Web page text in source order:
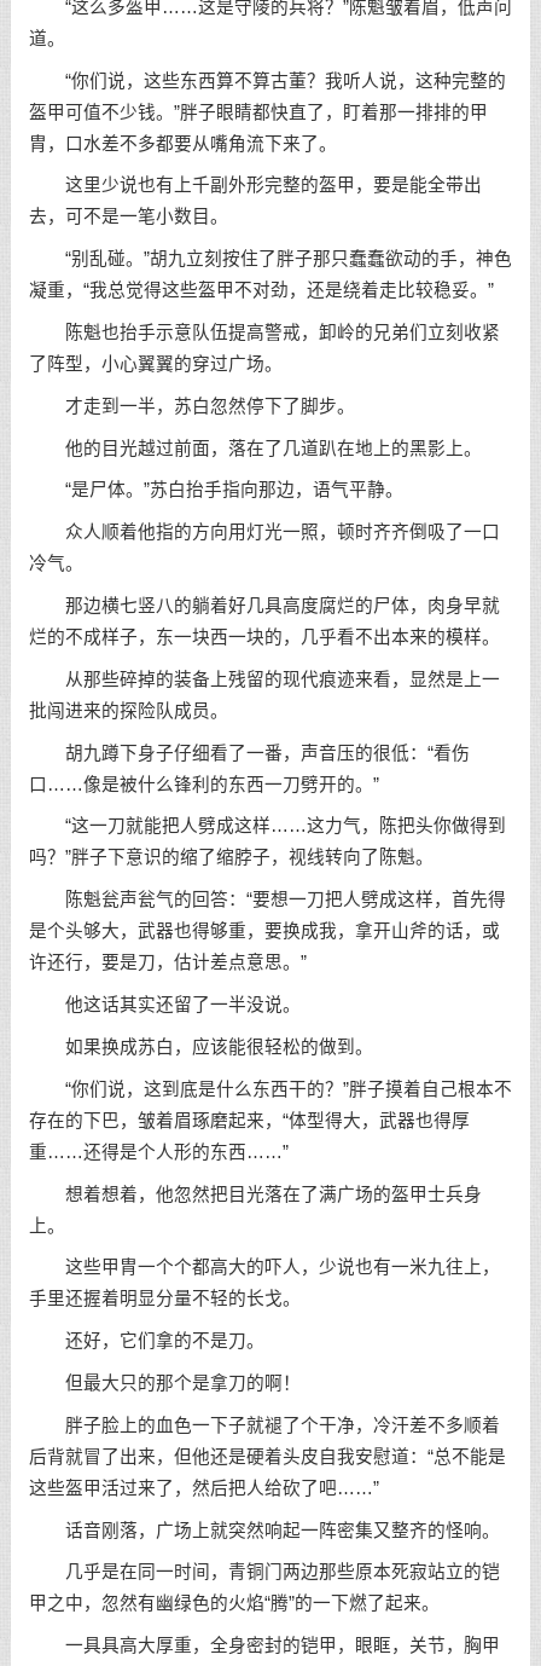
“这么多盔甲……这是守陵的兵将？”陈魁皱着眉，低声问
道。
“你们说，这些东西算不算古董？我听人说，这种完整的
盔甲可值不少钱。”胖子眼睛都快直了，盯着那一排排的甲
胄，口水差不多都要从嘴角流下来了。
这里少说也有上千副外形完整的盔甲，要是能全带出
去，可不是一笔小数目。
“别乱碰。”胡九立刻按住了胖子那只蠢蠢欲动的手，神色
凝重，“我总觉得这些盔甲不对劲，还是绕着走比较稳妥。”
陈魁也抬手示意队伍提高警戒，卸岭的兄弟们立刻收紧
了阵型，小心翼翼的穿过广场。
才走到一半，苏白忽然停下了脚步。
他的目光越过前面，落在了几道趴在地上的黑影上。
“是尸体。”苏白抬手指向那边，语气平静。
众人顺着他指的方向用灯光一照，顿时齐齐倒吸了一口
冷气。
那边横七竖八的躺着好几具高度腐烂的尸体，肉身早就
烂的不成样子，东一块西一块的，几乎看不出本来的模样。
从那些碎掉的装备上残留的现代痕迹来看，显然是上一
批闯进来的探险队成员。
胡九蹲下身子仔细看了一番，声音压的很低：“看伤
口……像是被什么锋利的东西一刀劈开的。”
“这一刀就能把人劈成这样……这力气，陈把头你做得到
吗？”胖子下意识的缩了缩脖子，视线转向了陈魁。
陈魁瓮声瓮气的回答：“要想一刀把人劈成这样，首先得
是个头够大，武器也得够重，要换成我，拿开山斧的话，或
许还行，要是刀，估计差点意思。”
他这话其实还留了一半没说。
如果换成苏白，应该能很轻松的做到。
“你们说，这到底是什么东西干的？”胖子摸着自己根本不
存在的下巴，皱着眉琢磨起来，“体型得大，武器也得厚
重……还得是个人形的东西……”
想着想着，他忽然把目光落在了满广场的盔甲士兵身
上。
这些甲胄一个个都高大的吓人，少说也有一米九往上，
手里还握着明显分量不轻的长戈。
还好，它们拿的不是刀。
但最大只的那个是拿刀的啊！
胖子脸上的血色一下子就褪了个干净，冷汗差不多顺着
后背就冒了出来，但他还是硬着头皮自我安慰道：“总不能是
这些盔甲活过来了，然后把人给砍了吧……”
话音刚落，广场上就突然响起一阵密集又整齐的怪响。
几乎是在同一时间，青铜门两边那些原本死寂站立的铠
甲之中，忽然有幽绿色的火焰“腾”的一下燃了起来。
一具具高大厚重，全身密封的铠甲，眼眶，关节，胸甲